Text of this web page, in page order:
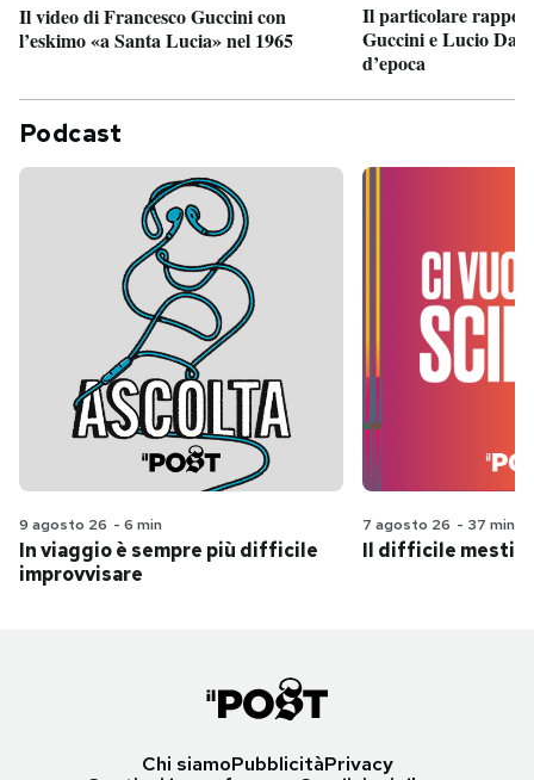
Il video di Francesco Guccini con
l’eskimo «a Santa Lucia» nel 1965
Il particolare
Guccini e Lucio
d’epoca
Podcast
9 agosto 26 - 6 min
In viaggio è sempre più difficile
improvvisare
7 agosto 26 - 37 min
Il difficile
Chi siamoPubblicitàPrivacy